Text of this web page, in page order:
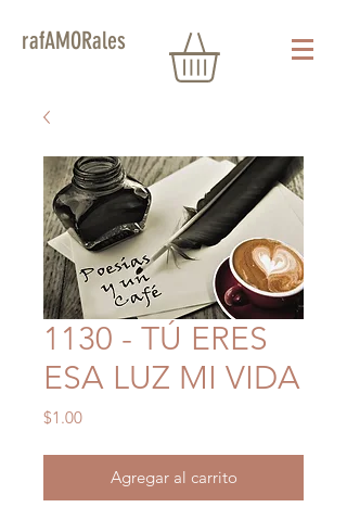
rafAMORales
1130 - TÚ ERES
ESA LUZ MI VIDA
$1.00Precio
Agregar al carrito